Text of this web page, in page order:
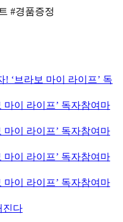
#경품증정
‘브라보 마이 라이프’ 독
마이 라이프’ 독자참여마
마이 라이프’ 독자참여마
마이 라이프’ 독자참여마
마이 라이프’ 독자참여마
진다